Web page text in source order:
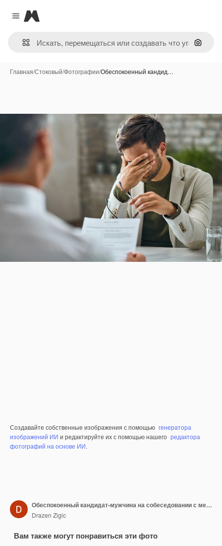
Close menu
Magnific
Поиск
Главная/Стоковый/Фотографии/Обеспокоенный кандид…
Создавайте собственные изображения с помощью генератора
изображений ИИ и редактируйте их с помощью нашего редактора
фотографий на основе ИИ.
Обеспокоенный кандидат-мужчина на собеседовании с менеджером в офисе.
Drazen Zigic
Вам также могут понравиться эти фото